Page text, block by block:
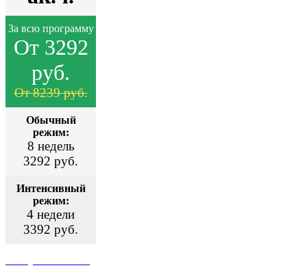
За всю программу
От 3292
руб.
От 8239 руб.
Обычный
режим:
8 недель
3292 руб.
Интенсивный
режим:
4 недели
3392 руб.